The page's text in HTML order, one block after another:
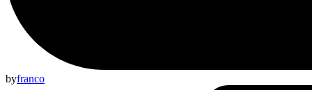
byfranco